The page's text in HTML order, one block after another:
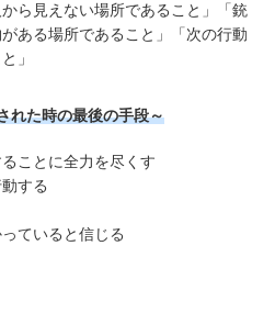
ら見えない場所であること」「銃
ある場所であること」「次の行動
」
れた時の最後の手段～
ことに全力を尽くす
する
ていると信じる